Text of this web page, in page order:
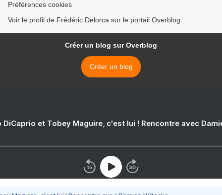
Préférences cookies
Voir le profil de Frédéric Delorca sur le portail Overblog
Créer un blog sur Overblog
Créer un blog
DiCaprio et Tobey Maguire, c'est lui ! Rencontre avec